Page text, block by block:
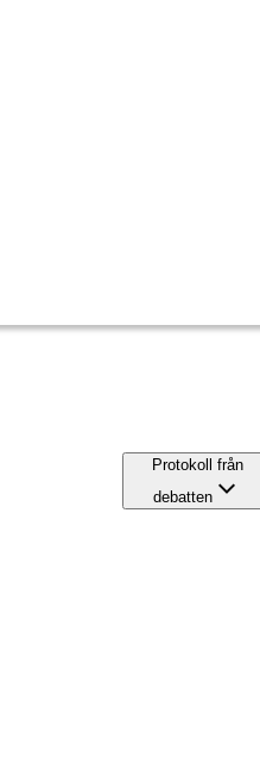
Protokoll från
debatten